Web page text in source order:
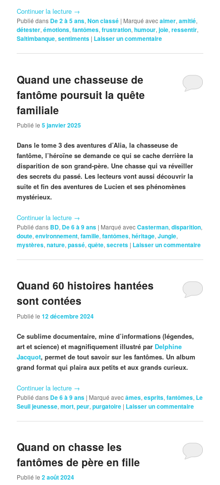
Continuer la lecture →
Publié dans De 2 à 5 ans,Non classé | Marqué avecaimer,amitié,
détester,émotions,fantômes,frustration,humour,joie,ressentir,
Saltimbanque,sentiments | Laisser un commentaire
Quand une chasseuse de
fantôme poursuit la quête
familiale
Publié le5 janvier 2025
Dans le tome 3 des aventures d’Alia, la chasseuse de
fantôme, l’héroïne se demande ce qui se cache derrière la
disparition de son grand-père. Une chasse qui va réveiller
des secrets du passé. Les lecteurs vont aussi découvrir la
suite et fin des aventures de Lucien et ses phénomènes
mystérieux.
Continuer la lecture →
Publié dans BD, De 6 à 9 ans | Marqué avecCasterman,disparition,
doute,environnement,famille,fantômes,héritage,Jungle,
mystères,nature,passé,quête,secrets | Laisser un commentaire
Quand 60 histoires hantées
sont contées
Publié le12 décembre 2024
Ce sublime documentaire, mine d’informations (légendes,
art et science) et magnifiquement illustré par Delphine
Jacquot, permet de tout savoir sur les fantômes. Un album
grand format qui plaira aux petits et aux grands curieux.
Continuer la lecture →
Publié dans De 6 à 9 ans | Marqué avecâmes,esprits,fantômes, Le
Seuil jeunesse,mort,peur,purgatoire | Laisser un commentaire
Quand on chasse les
fantômes de père en fille
Publié le2 août 2024